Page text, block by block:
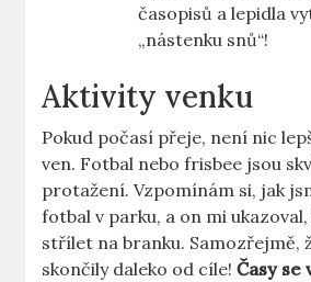
časopisů a⁤ lepidla
„nástenku​ snů“!
Aktivity venku
Pokud počasí přeje, není nic
ven. Fotbal nebo frisbee ⁤jsou‌
protažení. Vzpomínám ​si,‌ jak
fotbal⁤ v parku, a on mi
střílet na ⁣branku.⁤ Samozřejmě,
skončily daleko od ​cíle!Časy se